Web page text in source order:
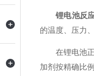
锂电池反
的温度、压力
在锂电池正
加剂按精确比